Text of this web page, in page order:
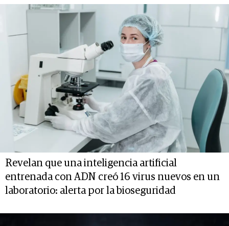
Revelan que una inteligencia artificial
entrenada con ADN creó 16 virus nuevos en un
laboratorio: alerta por la bioseguridad